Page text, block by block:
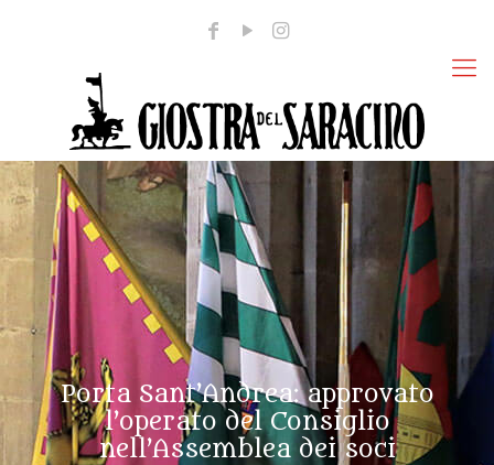
Porta Sant’Andrea: approvato
l’operato del Consiglio
nell’Assemblea dei soci